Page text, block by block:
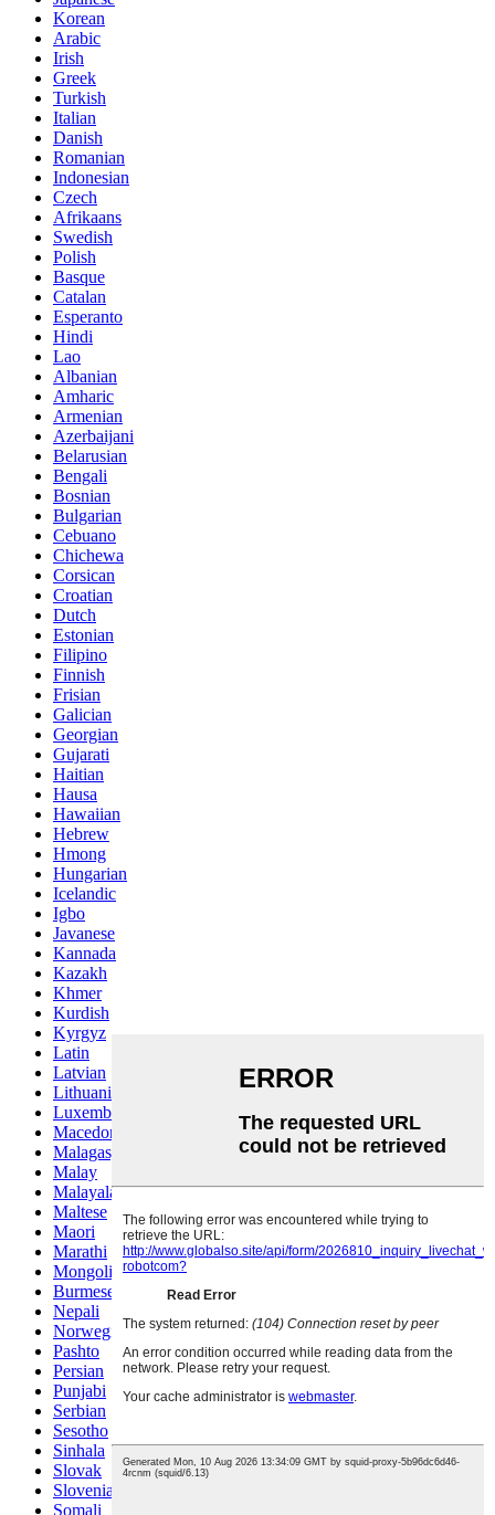
Korean
Arabic
Irish
Greek
Turkish
Italian
Danish
Romanian
Indonesian
Czech
Afrikaans
Swedish
Polish
Basque
Catalan
Esperanto
Hindi
Lao
Albanian
Amharic
Armenian
Azerbaijani
Belarusian
Bengali
Bosnian
Bulgarian
Cebuano
Chichewa
Corsican
Croatian
Dutch
Estonian
Filipino
Finnish
Frisian
Galician
Georgian
Gujarati
Haitian
Hausa
Hawaiian
Hebrew
Hmong
Hungarian
Icelandic
Igbo
Javanese
Kannada
Kazakh
Khmer
Kurdish
Kyrgyz
Latin
Latvian
Lithuanian
Luxembou..
Macedonian
Malagasy
Malay
Malayalam
Maltese
Maori
Marathi
Mongolian
Burmese
Nepali
Norwegian
Pashto
Persian
Punjabi
Serbian
Sesotho
Sinhala
Slovak
Slovenian
Somali